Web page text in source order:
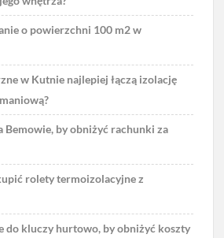
o powierzchni 100 m2 w
w Kutnie najlepiej łączą izolację
Bemowie, by obniżyć rachunki za
rolety termoizolacyjne z
do kluczy hurtowo, by obniżyć koszty